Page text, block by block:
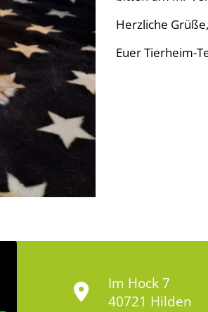
Herzliche Grüße,
Euer Tierheim-
Im Hock 7
40721 Hilden